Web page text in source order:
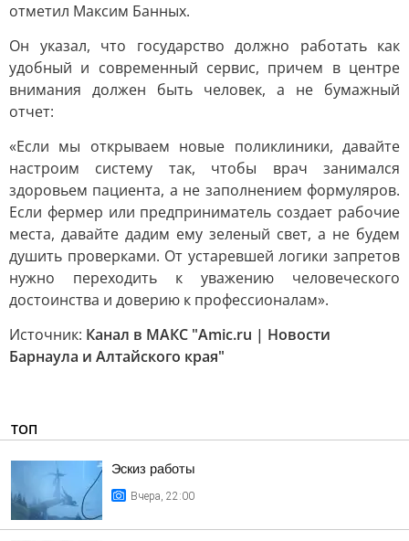
отметил Максим Банных.
Он указал, что государство должно работать как
удобный и современный сервис, причем в центре
внимания должен быть человек, а не бумажный
отчет:
«Если мы открываем новые поликлиники, давайте
настроим систему так, чтобы врач занимался
здоровьем пациента, а не заполнением формуляров.
Если фермер или предприниматель создает рабочие
места, давайте дадим ему зеленый свет, а не будем
душить проверками. От устаревшей логики запретов
нужно переходить к уважению человеческого
достоинства и доверию к профессионалам».
Источник: Канал в МАКС "Amic.ru | Новости
Барнаула и Алтайского края"
ТОП
Эскиз работы
Вчера, 22:00